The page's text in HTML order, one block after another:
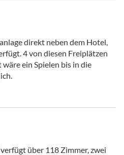
direkt neben dem Hotel,
4 von diesen Freiplätzen
ein Spielen bis in die
über 118 Zimmer, zwei